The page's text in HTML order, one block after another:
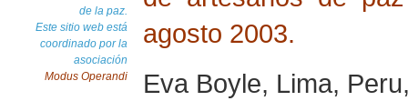
de la paz.
Este sitio web está
coordinado por la
asociación
Modus Operandi
agosto 2003.
Eva Boyle, Lima,